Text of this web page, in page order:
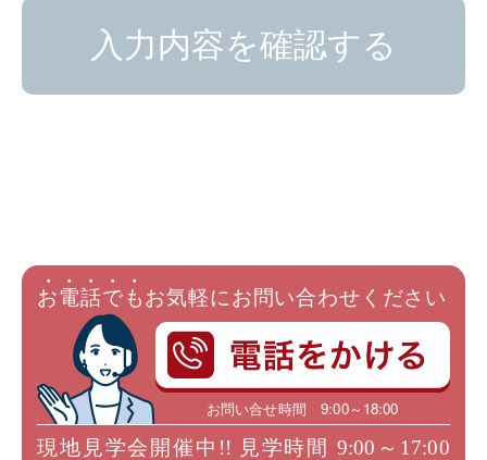
入力内容を確認する
お電話でもお気軽にお問い合わせください
お問い合せ時間 9:00～18:00
現地見学会開催中!! 見学時間 9:00～17:00